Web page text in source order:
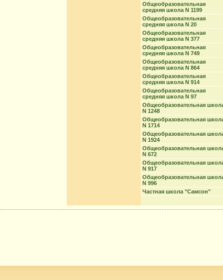
Общеобразовательная
средняя школа N 1199
Общеобразовательная
средняя школа N 20
Общеобразовательная
средняя школа N 377
Общеобразовательная
средняя школа N 749
Общеобразовательная
средняя школа N 864
Общеобразовательная
средняя школа N 914
Общеобразовательная
средняя школа N 97
Общеобразовательная
N 1248
Общеобразовательная
N 1714
Общеобразовательная
N 1924
Общеобразовательная
N 672
Общеобразовательная
N 917
Общеобразовательная
N 996
Частная школа "Самсон"